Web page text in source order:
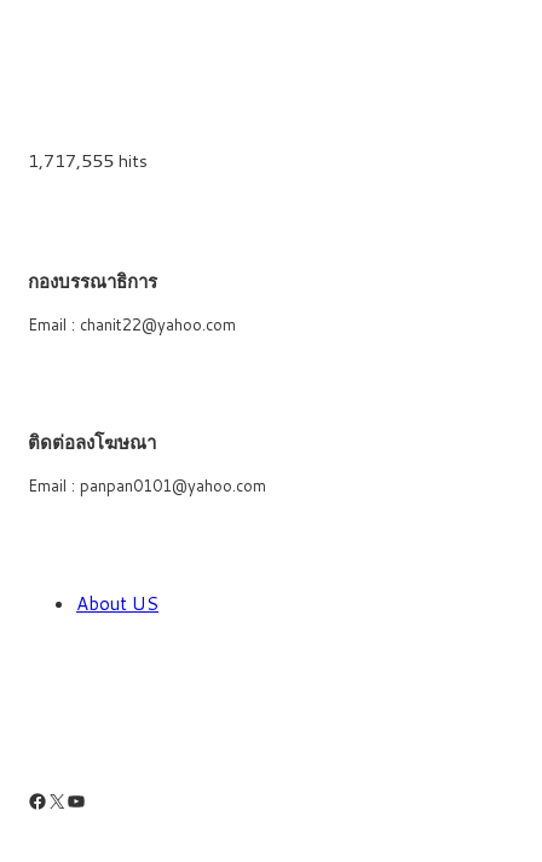
1,717,555 hits
กองบรรณาธิการ
Email : chanit22@yahoo.com
ติดต่อลงโฆษณา
Email : panpan0101@yahoo.com
About US
Facebook
X YouTube